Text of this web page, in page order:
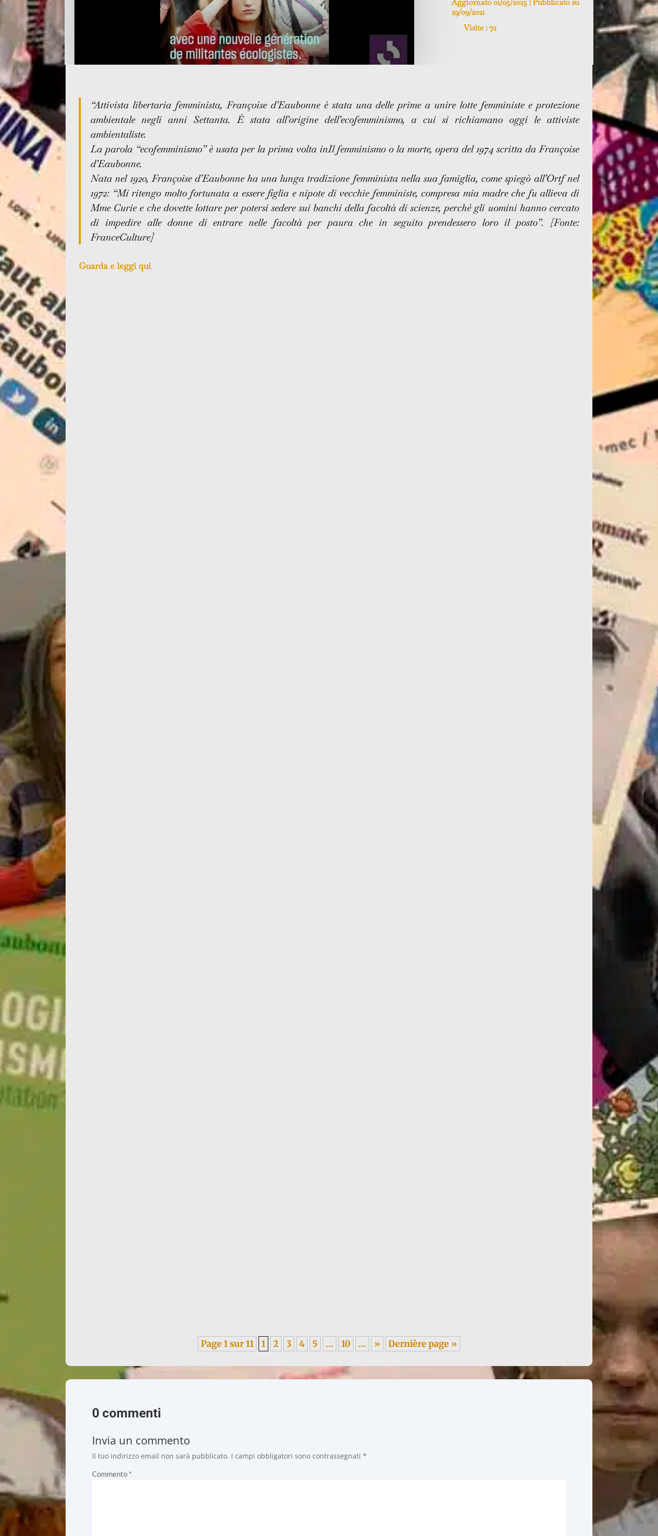
Aggiornato 01/05/2025 | Pubblicato su
29/09/2021
Visite :72
“Attivista libertaria femminista, Françoise d’Eaubonne è stata una delle prime a unire lotte femministe e protezione
ambientale negli anni Settanta. È stata all’origine dell’ecofemminismo, a cui si richiamano oggi le attiviste
ambientaliste.
La parola “ecofemminismo” è usata per la prima volta inIl femminismo o la morte, opera del 1974 scritta da Françoise
d’Eaubonne.
Nata nel 1920, Françoise d’Eaubonne ha una lunga tradizione femminista nella sua famiglia, come spiegò all’Ortf nel
1972: “Mi ritengo molto fortunata a essere figlia e nipote di vecchie femministe, compresa mia madre che fu allieva di
Mme Curie e che dovette lottare per potersi sedere sui banchi della facoltà di scienze, perché gli uomini hanno cercato
di impedire alle donne di entrare nelle facoltà per paura che in seguito prendessero loro il posto”. [Fonte:
FranceCulture]
Guarda e leggi qui
Page 1 sur 11 1 2 3 4 5 … 10 … » Dernière page »
0 commenti
Invia un commento
Il tuo indirizzo email non sarà pubblicato. I campi obbligatori sono contrassegnati*
Commento *